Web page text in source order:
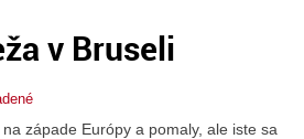
v Bruseli
západe Európy a pomaly, ale iste sa